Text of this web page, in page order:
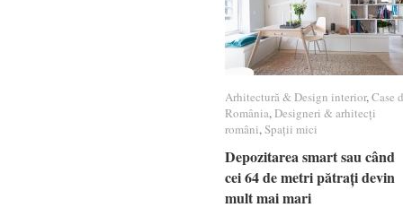
Arhitectură & Design interior,Case
România,Designeri & arhitecți
români,Spații mici
Depozitarea smart sau când
cei 64 de metri pătrați devin
mult mai mari
Arhitectură & Design interior Case
România Designeri & arhitecți
români Spații mici
Depozitarea smart sau când
cei 64 de metri pătrați devin
mult mai mari